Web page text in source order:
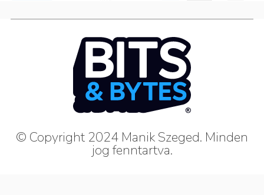
© Copyright 2024 Manik Szeged. Minden
jog fenntartva.